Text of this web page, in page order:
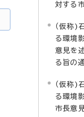
対する
（仮称)
る環境
意見を
る旨の
（仮称)
る環境
市長意